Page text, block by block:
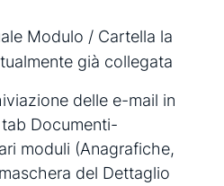
Modulo / Cartella la
già collegata
delle e-mail in
Documenti-
moduli (Anagrafiche,
del Dettaglio